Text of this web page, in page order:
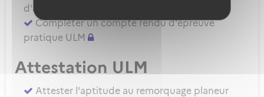
d'aptitude pratique instructeur IULM.
Compléter un compte rendu d'épreuve
pratique ULM
Attestation ULM
Attester l'aptitude au remorquage planeur